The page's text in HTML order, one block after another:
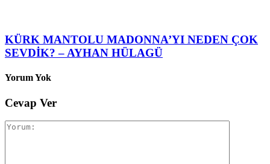
KÜRK MANTOLU MADONNA’YI NEDEN ÇOK
SEVDİK? – AYHAN HÜLAGÜ
Yorum Yok
Cevap Ver